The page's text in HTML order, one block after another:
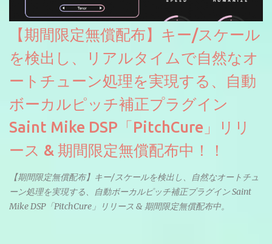
【期間限定無償配布】キー/スケール
を検出し、リアルタイムで自然なオ
ートチューン処理を実現する、自動
ボーカルピッチ補正プラグイン
Saint Mike DSP「PitchCure」リリ
ース & 期間限定無償配布中！！
【期間限定無償配布】キー/スケールを検出し、自然なオートチュ
ーン処理を実現する、自動ボーカルピッチ補正プラグイン Saint
Mike DSP「PitchCure」リリース & 期間限定無償配布中。